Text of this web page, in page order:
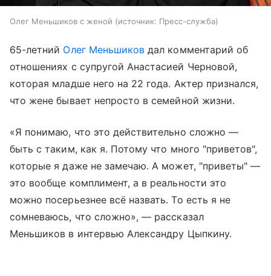
Олег Меньшиков с женой источник: Пресс-служба
65-летний Олег Меньшиков дал комментарий об
отношениях с супругой Анастасией Черновой,
которая младше него на 22 года. Актер признался,
что жене бывает непросто в семейной жизни.
«Я понимаю, что это действительно сложно —
быть с таким, как я. Потому что много "приветов",
которые я даже не замечаю. А может, "приветы" —
это вообще комплимент, а в реальности это
можно посерьезнее всё назвать. То есть я не
сомневаюсь, что сложно», — рассказал
Меньшиков в интервью Александру Цыпкину.